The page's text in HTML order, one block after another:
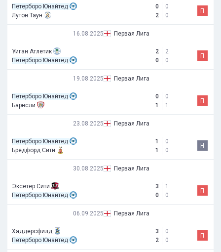
Петерборо Юнайтед
Лутон Таун
0
2
0
0
П
16.08.2025 Первая Лига
Уиган Атлетик
Петерборо Юнайтед
2
0
2
0
П
19.08.2025 Первая Лига
Петерборо Юнайтед
Барнсли
0
1
0
1
П
23.08.2025 Первая Лига
Петерборо Юнайтед
Бредфорд Сити
1
1
0
0
Н
30.08.2025 Первая Лига
Эксетер Сити
Петерборо Юнайтед
3
0
1
0
П
06.09.2025 Первая Лига
Хаддерсфилд
Петерборо Юнайтед
3
2
0
0
П